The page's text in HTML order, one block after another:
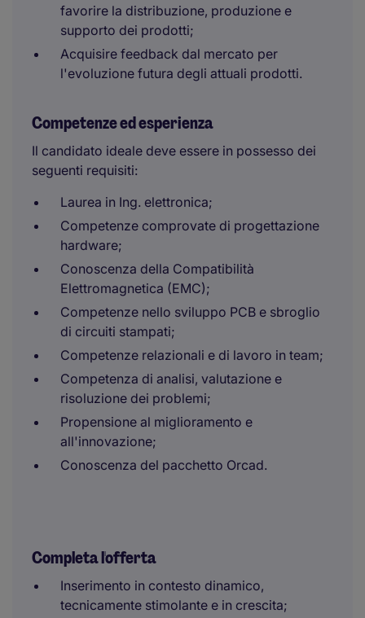
favorire la distribuzione, produzione e
supporto dei prodotti;
Acquisire feedback dal mercato per
l'evoluzione futura degli attuali prodotti.
Competenze ed esperienza
Il candidato ideale deve essere in possesso dei
seguenti requisiti:
Laurea in Ing. elettronica;
Competenze comprovate di progettazione
hardware;
Conoscenza della Compatibilità
Elettromagnetica (EMC);
Competenze nello sviluppo PCB e sbroglio
di circuiti stampati;
Competenze relazionali e di lavoro in team;
Competenza di analisi, valutazione e
risoluzione dei problemi;
Propensione al miglioramento e
all'innovazione;
Conoscenza del pacchetto Orcad.
Completa l'offerta
Inserimento in contesto dinamico,
tecnicamente stimolante e in crescita;